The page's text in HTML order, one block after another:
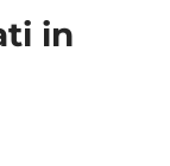
in